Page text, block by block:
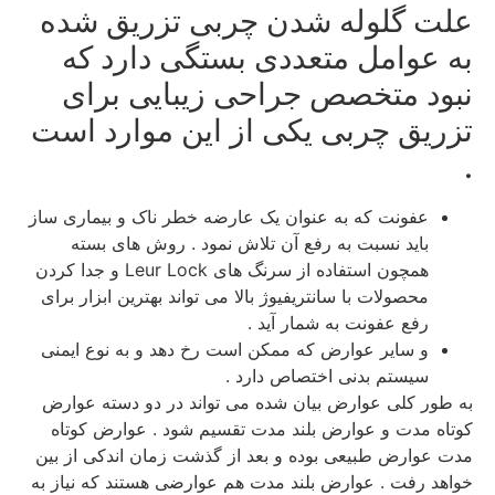
علت گلوله شدن چربی تزریق شده
به عوامل متعددی بستگی دارد که
نبود متخصص جراحی زیبایی برای
تزریق چربی یکی از این موارد است
.
عفونت که به عنوان یک عارضه خطر ناک و بیماری ساز
باید نسبت به رفع آن تلاش نمود . روش های بسته
همچون استفاده از سرنگ های Leur Lock و جدا کردن
محصولات با سانتریفیوژ بالا می تواند بهترین ابزار برای
رفع عفونت به شمار آید .
و سایر عوارض که ممکن است رخ دهد و به نوع ایمنی
سیستم بدنی اختصاص دارد .
به طور کلی عوارض بیان شده می تواند در دو دسته عوارض
کوتاه مدت و عوارض بلند مدت تقسیم شود . عوارض کوتاه
مدت عوارض طبیعی بوده و بعد از گذشت زمان اندکی از بین
خواهد رفت . عوارض بلند مدت هم عوارضی هستند که نیاز به